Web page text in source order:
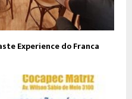
Experience do Franca